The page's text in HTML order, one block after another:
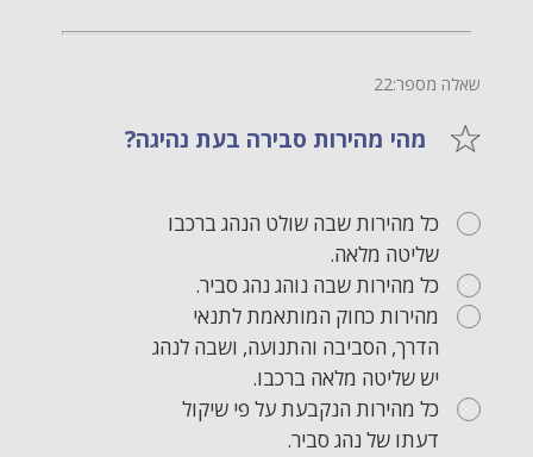
שאלה מספר:22
מהי מהירות סבירה בעת נהיגה?
כל מהירות שבה שולט הנהג ברכבו
שליטה מלאה.
כל מהירות שבה נוהג נהג סביר.
מהירות כחוק המותאמת לתנאי
הדרך, הסביבה והתנועה, ושבה לנהג
יש שליטה מלאה ברכבו.
כל מהירות הנקבעת על פי שיקול
דעתו של נהג סביר.